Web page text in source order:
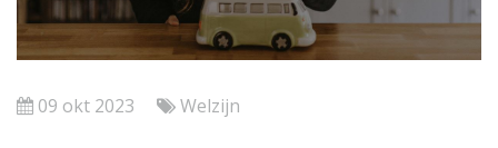
09 okt 2023 Welzijn